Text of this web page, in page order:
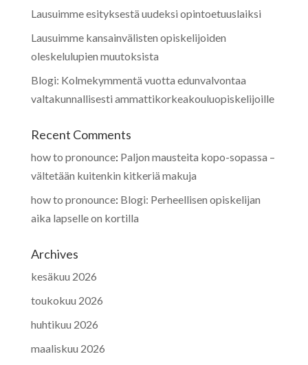
Lausuimme esityksestä uudeksi opintoetuuslaiksi
Lausuimme kansainvälisten opiskelijoiden
oleskelulupien muutoksista
Blogi: Kolmekymmentä vuotta edunvalvontaa
valtakunnallisesti ammattikorkeakouluopiskelijoille
Recent Comments
how to pronounce: Paljon mausteita kopo-sopassa –
vältetään kuitenkin kitkeriä makuja
how to pronounce: Blogi: Perheellisen opiskelijan
aika lapselle on kortilla
Archives
kesäkuu 2026
toukokuu 2026
huhtikuu 2026
maaliskuu 2026